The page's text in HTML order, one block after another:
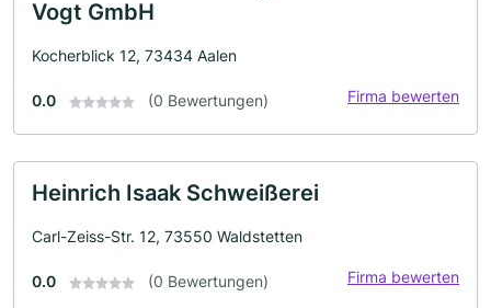
Vogt GmbH
Kocherblick 12, 73434 Aalen
0.0 (0 Bewertungen) Firma bewerten
Heinrich Isaak Schweißerei
Carl-Zeiss-Str. 12, 73550 Waldstetten
0.0 (0 Bewertungen) Firma bewerten